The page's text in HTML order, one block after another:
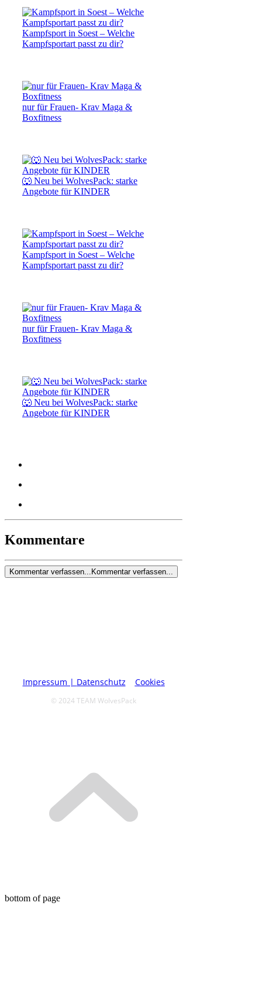
Kampfsport in Soest – Welche
Kampfsportart passt zu dir?
nur für Frauen- Krav Maga &
Boxfitness
🐺 Neu bei WolvesPack: starke
Angebote für KINDER
Kampfsport in Soest – Welche
Kampfsportart passt zu dir?
nur für Frauen- Krav Maga &
Boxfitness
🐺 Neu bei WolvesPack: starke
Angebote für KINDER
Kommentare
Kommentar verfassen... Kommentar verfassen...
Impressum | Datenschutz Cookies
© 2024 TEAM WolvesPack
bottom of page